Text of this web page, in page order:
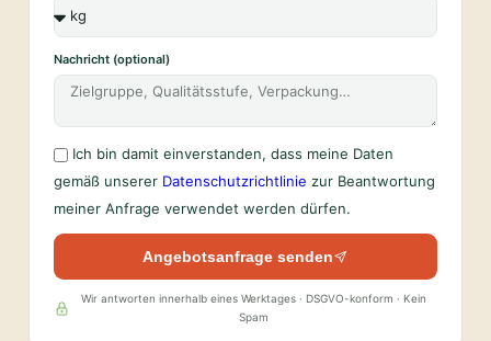
Nachricht (optional)
Ich bin damit einverstanden, dass meine Daten
gemäß unserer Datenschutzrichtlinie zur Beantwortung
meiner Anfrage verwendet werden dürfen.
Angebotsanfrage senden
Wir antworten innerhalb eines Werktages · DSGVO-konform · Kein
Spam